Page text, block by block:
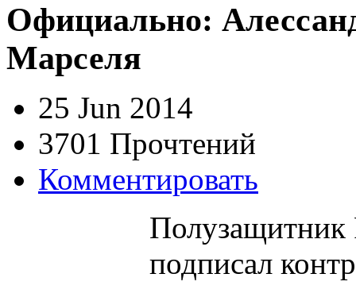
Официально:
Марселя
25 Jun 2014
3701 Прочтений
Комментировать
Полузащитник
подписал